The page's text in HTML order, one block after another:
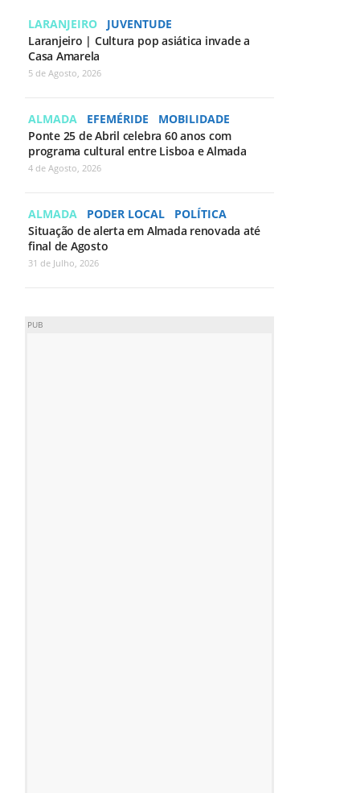
LARANJEIRO
JUVENTUDE
Laranjeiro | Cultura pop asiática invade a
Casa Amarela
5 de Agosto, 2026
ALMADA EFEMÉRIDE
MOBILIDADE
Ponte 25 de Abril celebra 60 anos com
programa cultural entre Lisboa e Almada
4 de Agosto, 2026
ALMADA PODER LOCAL
POLÍTICA
Situação de alerta em Almada renovada até
final de Agosto
31 de Julho, 2026
PUB